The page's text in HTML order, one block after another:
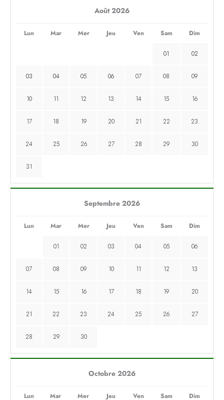
Août 2026
Lun Mar Mer Jeu Ven Sam Dim
01 02
03 04 05 06 07 08 09
10 11 12 13 14 15 16
17 18 19 20 21 22 23
24 25 26 27 28 29 30
31
Septembre 2026
Lun Mar Mer Jeu Ven Sam Dim
01 02 03 04 05 06
07 08 09 10 11 12 13
14 15 16 17 18 19 20
21 22 23 24 25 26 27
28 29 30
Octobre 2026
Lun Mar Mer Jeu Ven Sam Dim